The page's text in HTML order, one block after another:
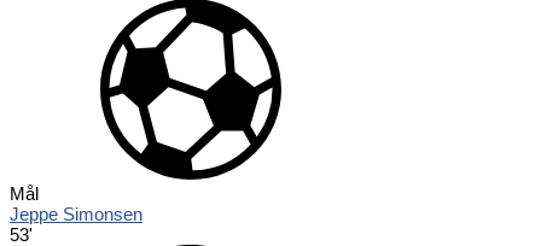
Mål
Jeppe Simonsen
53'